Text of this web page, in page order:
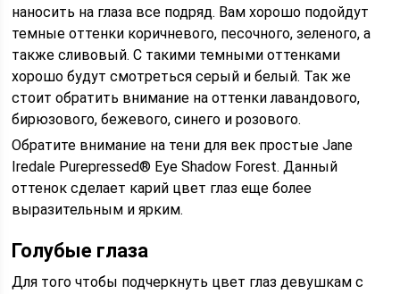
наносить на глаза все подряд. Вам хорошо подойдут
темные оттенки коричневого, песочного, зеленого, а
также сливовый. С такими темными оттенками
хорошо будут смотреться серый и белый. Так же
стоит обратить внимание на оттенки лавандового,
бирюзового, бежевого, синего и розового.
Обратите внимание на тени для век простые Jane
Iredale Purepressed® Eye Shadow Forest. Данный
оттенок сделает карий цвет глаз еще более
выразительным и ярким.
Голубые глаза
Для того чтобы подчеркнуть цвет глаз девушкам с